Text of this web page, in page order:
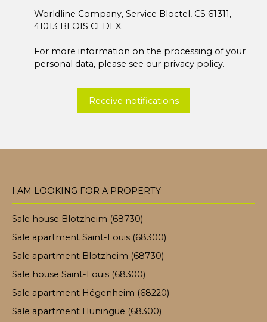
Worldline Company, Service Bloctel, CS 61311,
41013 BLOIS CEDEX.
For more information on the processing of your
personal data, please see our privacy policy.
Receive notifications
I AM LOOKING FOR A PROPERTY
Sale house Blotzheim (68730)
Sale apartment Saint-Louis (68300)
Sale apartment Blotzheim (68730)
Sale house Saint-Louis (68300)
Sale apartment Hégenheim (68220)
Sale apartment Huningue (68300)